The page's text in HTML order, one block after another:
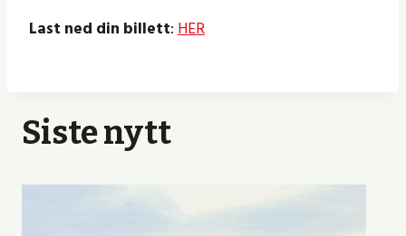
Last ned din billett:HER
Siste nytt